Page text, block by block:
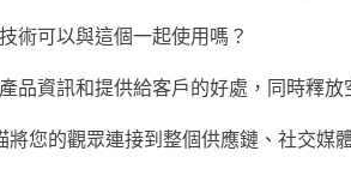
術可以與這個一起使用嗎？
品資訊和提供給客戶的好處，同時釋
您的觀眾連接到整個供應鏈、社交媒